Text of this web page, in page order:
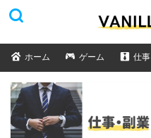
ホーム ゲーム 仕事